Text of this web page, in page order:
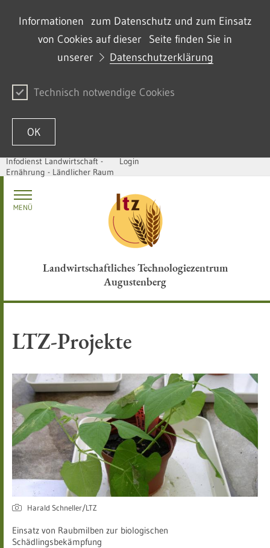
Informationen zum Datenschutz und zum Einsatz
von Cookies auf dieser Seite finden Sie in
unserer
Datenschutzerklärung
Technisch notwendige Cookies
OK
Zum Inhalt springen
Infodienst Landwirtschaft -
Ernährung - Ländlicher Raum
Login
Landwirtschaftliches Technologiezentrum
Augustenberg
MENÜ
LTZ-Projekte
Harald Schneller/LTZ
Einsatz von Raubmilben zur biologischen
Schädlingsbekämpfung